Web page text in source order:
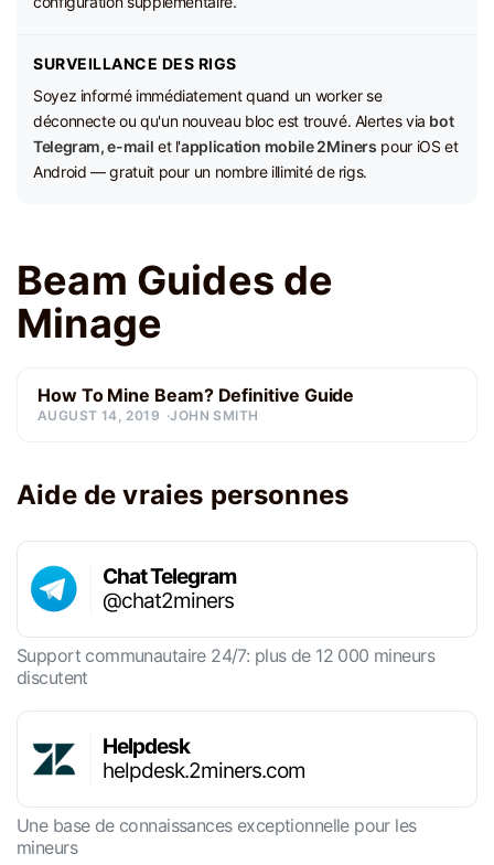
SURVEILLANCE DES RIGS
Soyez informé immédiatement quand un worker se
déconnecte ou qu'un nouveau bloc est trouvé. Alertes via bot
Telegram, e-mail et l'application mobile 2Miners pour iOS et
Android — gratuit pour un nombre illimité de rigs.
Beam Guides de
Minage
How To Mine Beam? Definitive Guide
AUGUST 14, 2019 JOHN SMITH
Aide de vraies personnes
Chat Telegram
@chat2miners
Support communautaire 24/7: plus de 12 000 mineurs
discutent
Helpdesk
helpdesk.2miners.com
Une base de connaissances exceptionnelle pour les
mineurs